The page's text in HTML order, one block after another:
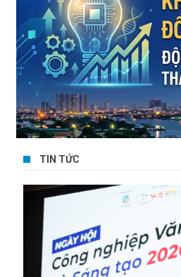
trong khu vực công năm 2026
(InnoGov Coffee)
Hướng dẫn tiêu chuẩn người lao
động tham gia trực tiếp vào quá trình
cung cấp dịch vụ bưu chính KT1
Dự thảo Nghị quyết của Hội đồng
nhân dân Thành phố Hồ Chí Minh về
chính sách hỗ trợ đối với dự án sản
xuất sản phẩm phụ trợ trực tiếp
sản xuất thiết bị điện tử
Mời báo giá dịch vụ hậu cần để tổ
chức sự kiện tập huấn hoạt động đổi
mới sáng tạo cho doanh nghiệp khởi
nghiệp sáng tạo, doanh nghiệp nhỏ
và vừa trên địa bàn Thành phố
TIN TỨC